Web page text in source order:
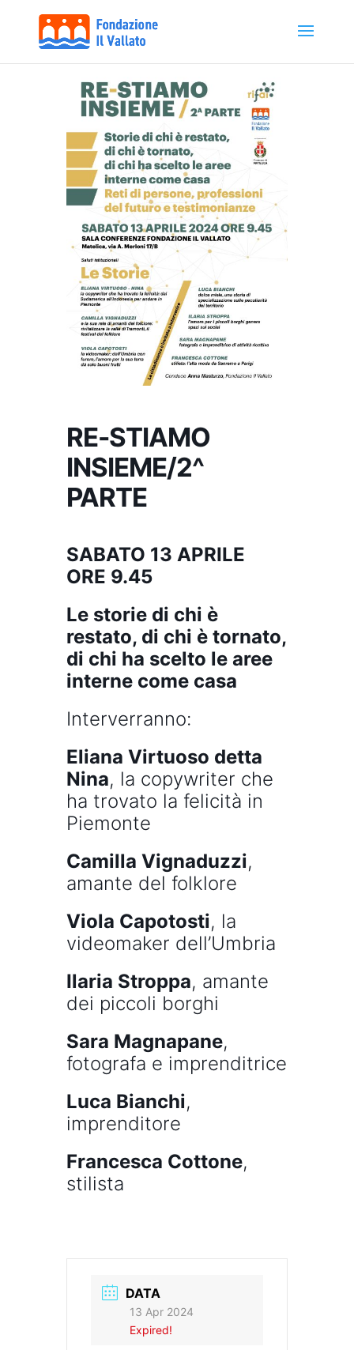
RE-STIAMO
INSIEME/2^
PARTE
SABATO 13 APRILE
ORE 9.45
Le storie di chi è
restato, di chi è tornato,
di chi ha scelto le aree
interne come casa
Interverranno:
Eliana Virtuoso detta
Nina, la copywriter che
ha trovato la felicità in
Piemonte
Camilla Vignaduzzi,
amante del folklore
Viola Capotosti, la
videomaker dell’Umbria
Ilaria Stroppa, amante
dei piccoli borghi
Sara Magnapane,
fotografa e imprenditrice
Luca Bianchi,
imprenditore
Francesca Cottone,
stilista
DATA
13 Apr 2024
Expired!